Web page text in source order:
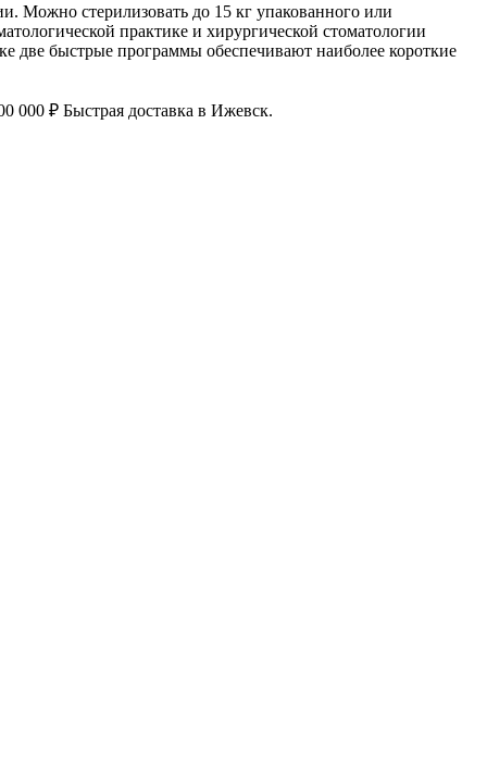
Можно стерилизовать до 15 кг упакованного или
практике и хирургической стоматологии
две быстрые программы обеспечивают наиболее короткие
000 ₽ Быстрая доставка в Ижевск.